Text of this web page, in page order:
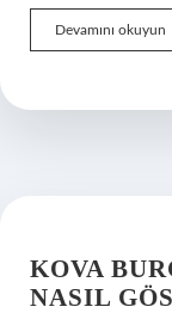
Devamını okuyun
KOVA
NASIL